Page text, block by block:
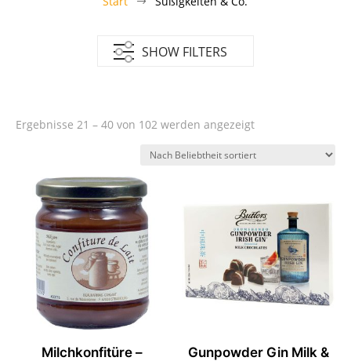
SHOW FILTERS
Ergebnisse 21 – 40 von 102 werden angezeigtNach
sortiert
Milchkonfitüre –
Gunpowder Gin Milk &